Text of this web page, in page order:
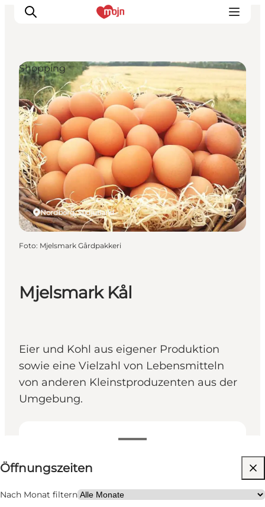
Erlebnisse
Städte und Regionen
Events
Übernachtung
Plane deine Reise
Booking
Mjelsmark Kål
Eier und Kohl aus eigener Produktion
sowie eine Vielzahl von Lebensmitteln
von anderen Kleinstproduzenten aus der
Umgebung.
Öffnungszeiten anzeigen
Öffnungszeiten
Nach Monat filtern
Website besuchen
Freunde, Mein Partner, Mir selbst
Nordborg, Südjütland
Shopping
Foto: Mjelsmark Gårdpakkeri